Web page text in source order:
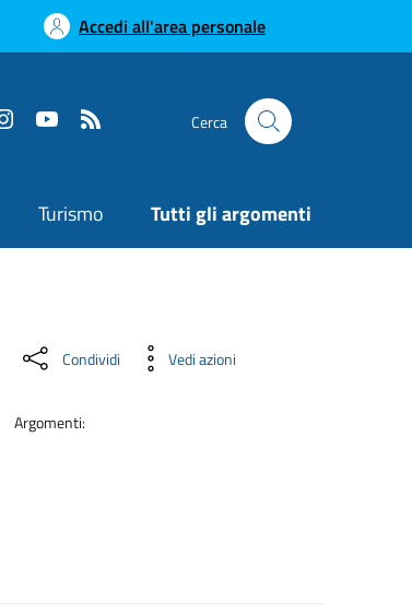
Accedi all'area personale
Cerca
Turismo Tutti gli argomenti
Condividi Vedi azioni
Argomenti: